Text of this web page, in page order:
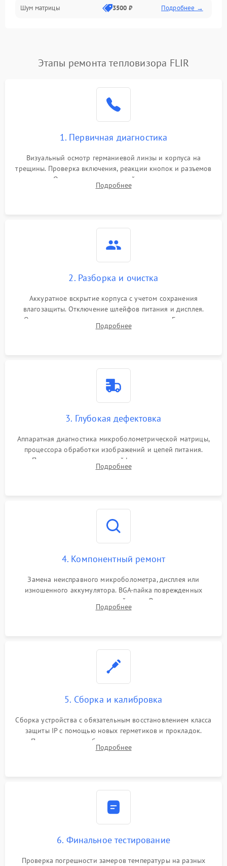
Проблемы питания
Сбои коммуникаций и интерфейсов
Экран (дисплей)
Шум матрицы 3500 ₽ Подробнее →
Этапы ремонта тепловизора FLIR
1. Первичная диагностика
Визуальный осмотр германиевой линзы и корпуса на
трещины. Проверка включения, реакции кнопок и разъемов
зарядки. Оценка вывода тепловой сигнатуры на экран,
проверка базовых функций и считывание системных
Подробнее
2. Разборка и очистка
Аккуратное вскрытие корпуса с учетом сохранения
влагозащиты. Отключение шлейфов питания и дисплея.
Очистка внутренних плат от окислов и пыли. Бережная
обработка германиевого объектива специализированными
Подробнее
3. Глубокая дефектовка
Аппаратная диагностика микроболометрической матрицы,
процессора обработки изображений и цепей питания.
Проверка целостности шлейфов, модуля памяти и
интерфейсов связи. Выявление сгоревших SMD-компонентов
Подробнее
4. Компонентный ремонт
Замена неисправного микроболометра, дисплея или
изношенного аккумулятора. BGA-пайка поврежденных
контроллеров на материнской плате. Восстановление
разъемов и кнопок, замена поврежденных элементов
Подробнее
5. Сборка и калибровка
Сборка устройства с обязательным восстановлением класса
защиты IP с помощью новых герметиков и прокладок.
Программная калибровка матрицы по эталонному
абсолютно черному телу для точного измерения температур.
Подробнее
6. Финальное тестирование
Проверка погрешности замеров температуры на разных